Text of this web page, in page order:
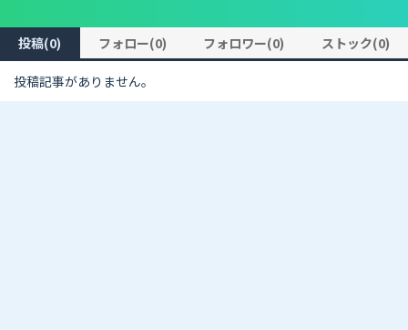
投稿(0) フォロー(0) フォロワー(0) ストック(0)
投稿記事がありません。